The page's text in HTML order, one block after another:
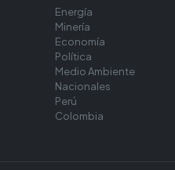
Energía
Minería
Economía
Política
Medio Ambiente
Nacionales
Perú
Colombia